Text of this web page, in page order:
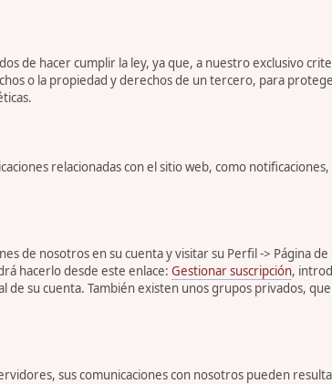
de hacer cumplir la ley, ya que, a nuestro exclusivo
o la propiedad y derechos de un tercero, para
relacionadas con el sitio web, como
de nosotros en su cuenta y visitar su Perfil -> Página
hacerlo desde este enlace: Gestionar suscripción,
su cuenta. También existen unos grupos privados,
sus comunicaciones con nosotros pueden